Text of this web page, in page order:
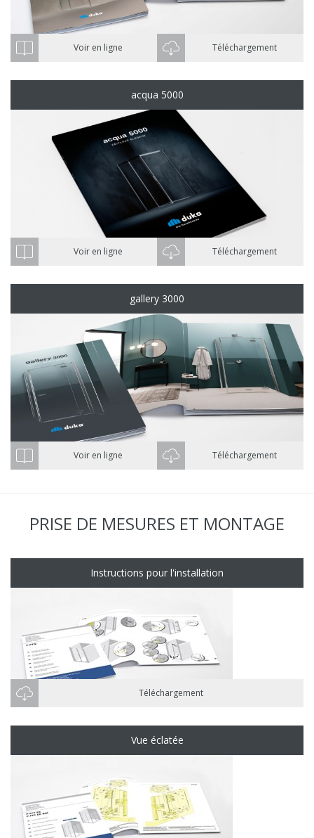
Voir en ligne Téléchargement
acqua 5000
Voir en ligne Téléchargement
gallery 3000
Voir en ligne Téléchargement
PRISE DE MESURES ET MONTAGE
Instructions pour l'installation
Téléchargement
Vue éclatée